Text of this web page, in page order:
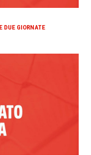
DUE GIORNATE